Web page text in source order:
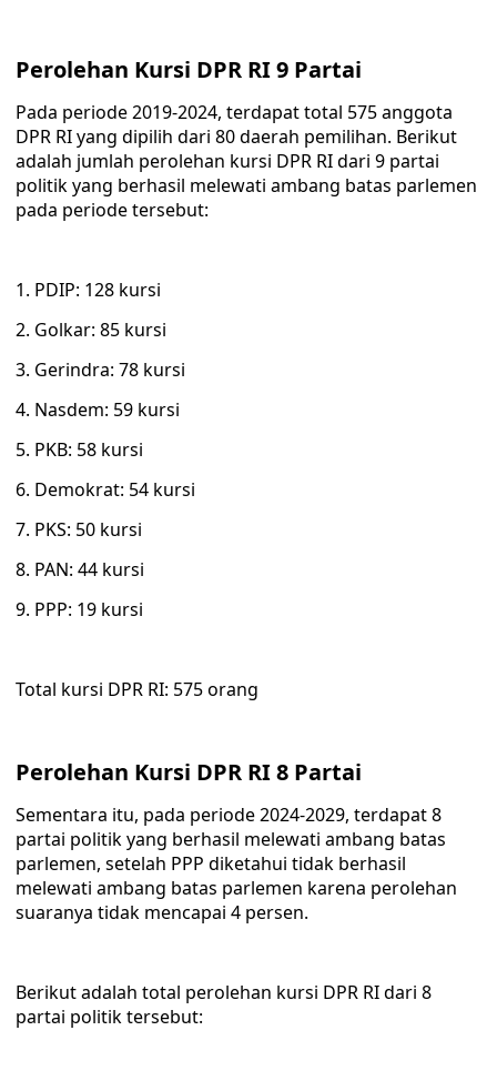
Perolehan Kursi DPR RI 9 Partai
Pada periode 2019-2024, terdapat total 575 anggota
DPR RI yang dipilih dari 80 daerah pemilihan. Berikut
adalah jumlah perolehan kursi DPR RI dari 9 partai
politik yang berhasil melewati ambang batas parlemen
pada periode tersebut:
1. PDIP: 128 kursi
2. Golkar: 85 kursi
3. Gerindra: 78 kursi
4. Nasdem: 59 kursi
5. PKB: 58 kursi
6. Demokrat: 54 kursi
7. PKS: 50 kursi
8. PAN: 44 kursi
9. PPP: 19 kursi
Total kursi DPR RI: 575 orang
Perolehan Kursi DPR RI 8 Partai
Sementara itu, pada periode 2024-2029, terdapat 8
partai politik yang berhasil melewati ambang batas
parlemen, setelah PPP diketahui tidak berhasil
melewati ambang batas parlemen karena perolehan
suaranya tidak mencapai 4 persen.
Berikut adalah total perolehan kursi DPR RI dari 8
partai politik tersebut: